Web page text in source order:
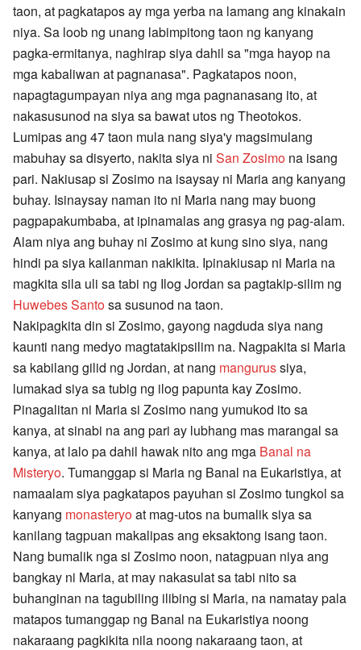
taon, at pagkatapos ay mga yerba na lamang ang kinakain
niya. Sa loob ng unang labimpitong taon ng kanyang
pagka-ermitanya, naghirap siya dahil sa "mga hayop na
mga kabaliwan at pagnanasa". Pagkatapos noon,
napagtagumpayan niya ang mga pagnanasang ito, at
nakasusunod na siya sa bawat utos ng Theotokos.
Lumipas ang 47 taon mula nang siya'y magsimulang
mabuhay sa disyerto, nakita siya ni San Zosimo na isang
pari. Nakiusap si Zosimo na isaysay ni Maria ang kanyang
buhay. Isinaysay naman ito ni Maria nang may buong
pagpapakumbaba, at ipinamalas ang grasya ng pag-alam.
Alam niya ang buhay ni Zosimo at kung sino siya, nang
hindi pa siya kailanman nakikita. Ipinakiusap ni Maria na
magkita sila uli sa tabi ng Ilog Jordan sa pagtakip-silim ng
Huwebes Santosa susunod na taon.
Nakipagkita din si Zosimo, gayong nagduda siya nang
kaunti nang medyo magtatakipsilim na. Nagpakita si Maria
sa kabilang gilid ng Jordan, at nang mangurussiya,
lumakad siya sa tubig ng ilog papunta kay Zosimo.
Pinagalitan ni Maria si Zosimo nang yumukod ito sa
kanya, at sinabi na ang pari ay lubhang mas marangal sa
kanya, at lalo pa dahil hawak nito ang mga Banal na
Misteryo. Tumanggap si Maria ng Banal na Eukaristiya, at
namaalam siya pagkatapos payuhan si Zosimo tungkol sa
kanyang monasteryoat mag-utos na bumalik siya sa
kanilang tagpuan makalipas ang eksaktong isang taon.
Nang bumalik nga si Zosimo noon, natagpuan niya ang
bangkay ni Maria, at may nakasulat sa tabi nito sa
buhanginan na tagubiling ilibing si Maria, na namatay pala
matapos tumanggap ng Banal na Eukaristiya noong
nakaraang pagkikita nila noong nakaraang taon, at